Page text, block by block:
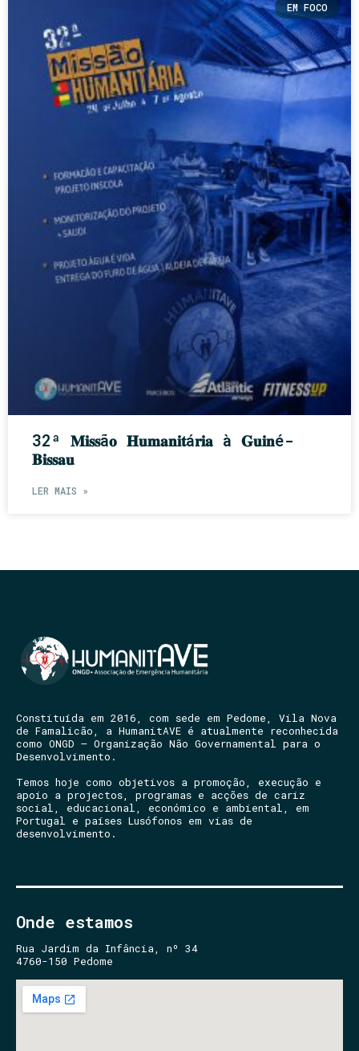
EM FOCO
32ª 𝐌𝐢𝐬𝐬ã𝐨 𝐇𝐮𝐦𝐚𝐧𝐢𝐭á𝐫𝐢𝐚 à 𝐆𝐮𝐢𝐧é-
𝐁𝐢𝐬𝐬𝐚𝐮
LER MAIS »
Constituída em 2016, com sede em Pedome, Vila Nova
de Famalicão, a HumanitAVE é atualmente reconhecida
como ONGD – Organização Não Governamental para o
Desenvolvimento.
Temos hoje como objetivos a promoção, execução e
apoio a projectos, programas e acções de cariz
social, educacional, económico e ambiental, em
Portugal e países Lusófonos em vias de
desenvolvimento.
Onde estamos
Rua Jardim da Infância, nº 34
4760-150 Pedome